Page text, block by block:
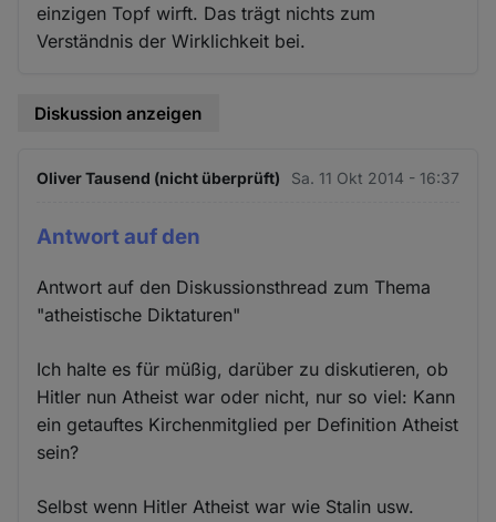
einzigen Topf wirft. Das trägt nichts zum
Verständnis der Wirklichkeit bei.
Diskussion anzeigen
Oliver Tausend (nicht überprüft) Sa. 11 Okt 2014 - 16:37
Antwort auf den
Antwort auf den Diskussionsthread zum Thema
"atheistische Diktaturen"
Ich halte es für müßig, darüber zu diskutieren, ob
Hitler nun Atheist war oder nicht, nur so viel: Kann
ein getauftes Kirchenmitglied per Definition Atheist
sein?
Selbst wenn Hitler Atheist war wie Stalin usw.